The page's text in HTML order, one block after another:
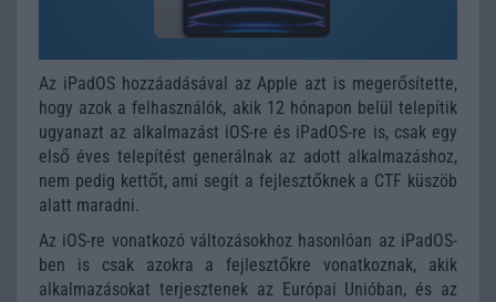
Az iPadOS hozzáadásával az Apple azt is megerősítette,
hogy azok a felhasználók, akik 12 hónapon belül telepítik
ugyanazt az alkalmazást iOS-re és iPadOS-re is, csak egy
első éves telepítést generálnak az adott alkalmazáshoz,
nem pedig kettőt, ami segít a fejlesztőknek a CTF küszöb
alatt maradni.
Az iOS-re vonatkozó változásokhoz hasonlóan az iPadOS-
ben is csak azokra a fejlesztőkre vonatkoznak, akik
alkalmazásokat terjesztenek az Európai Unióban, és az